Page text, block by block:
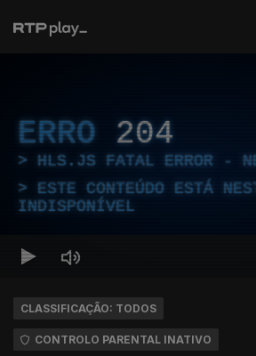
ERRO 204
HLS.JS FATAL ERROR -
ESTE CONTEÚDO ESTÁ
INDISPONÍVEL
CLASSIFICAÇÃO: TODOS
CONTROLO PARENTAL INATIVO